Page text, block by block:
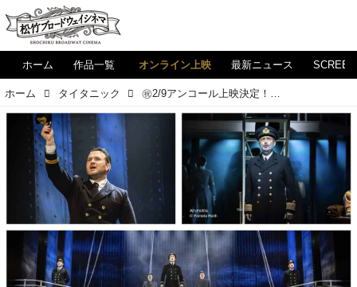
ホーム 作品一覧 オンライン上映 最新ニュース
ホーム タイタニック ㊗2/9アンコール上映決定！伝説ミュージカル「タイタニック」！海外の各国版も大人気！（Part 1）貴重映像あり！